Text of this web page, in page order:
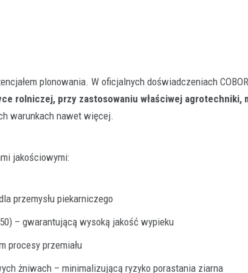
plonowania. W oficjalnych doświadczeniach
rolniczej, przy zastosowaniu właściwej agrotechniki,
warunkach nawet więcej.
jakościowymi:
przemysłu piekarniczego
– gwarantującą wysoką jakość wypieku
procesy przemiału
żniwach – minimalizującą ryzyko porastania ziarna